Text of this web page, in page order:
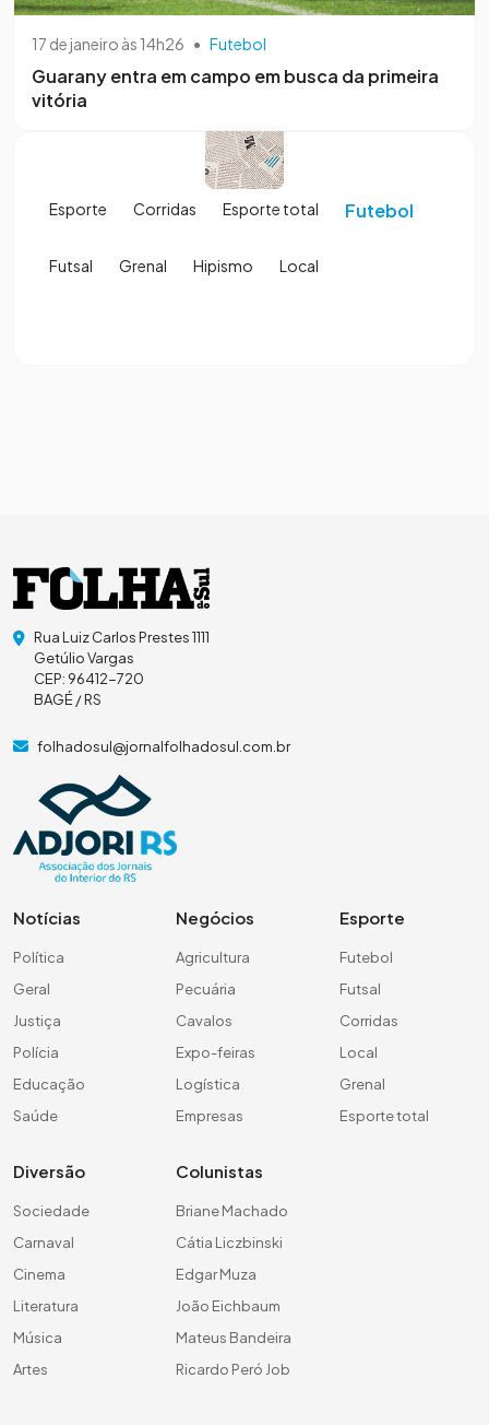
17 de janeiro às 14h26 • Futebol
Guarany entra em campo em busca da primeira
vitória
Esporte Corridas Esporte total Futebol
Futsal Grenal Hipismo Local
Rua Luiz Carlos Prestes 1111
Getúlio Vargas
CEP: 96412-720
BAGÉ / RS
folhadosul@jornalfolhadosul.com.br
Notícias
Política
Geral
Justiça
Polícia
Educação
Saúde
Negócios
Agricultura
Pecuária
Cavalos
Expo-feiras
Logística
Empresas
Esporte
Futebol
Futsal
Corridas
Local
Grenal
Esporte total
Diversão
Sociedade
Carnaval
Cinema
Literatura
Música
Artes
Colunistas
Briane Machado
Cátia Liczbinski
Edgar Muza
João Eichbaum
Mateus Bandeira
Ricardo Peró Job